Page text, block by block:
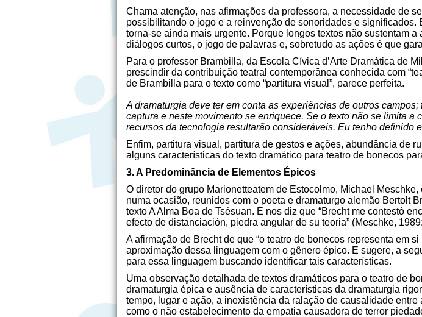
Chama atenção, nas afirmações da professora, a necessidade de
possibilitando o jogo e a reinvenção de sonoridades e
torna-se ainda mais urgente. Porque longos textos não sustentam
diálogos curtos, o jogo de palavras e, sobretudo as ações é que
Para o professor Brambilla, da Escola Cívica d’Arte Dramática de
prescindir da contribuição teatral contemporânea conhecida com
de Brambilla para o texto como “partitura visual”, parece perfeita.
A dramaturgia deve ter em conta as experiências de outros
captura e neste movimento se enriquece. Se o texto não se limita
recursos da tecnologia resultarão consideráveis. Eu tenho definido
Enfim, partitura visual, partitura de gestos e ações, abundância de
alguns características do texto dramático para teatro de bonecos
3. A Predominância de Elementos Épicos
O diretor do grupo Marionetteatem de Estocolmo, Michael
numa ocasião, reunidos com o poeta e dramaturgo alemão Bertolt
texto A Alma Boa de Tsésuan. E nos diz que “Brecht me contestó
efecto de distanciación, piedra angular de su teoria” (Meschke,
A afirmação de Brecht de que “o teatro de bonecos representa em
aproximação dessa linguagem com o gênero épico. E sugere, a
para essa linguagem buscando identificar tais características.
Uma observação detalhada de textos dramáticos para o teatro de
dramaturgia épica e ausência de características da dramaturgia
tempo, lugar e ação, a inexistência da ralação de causalidade
como o não estabelecimento da empatia causadora de terror